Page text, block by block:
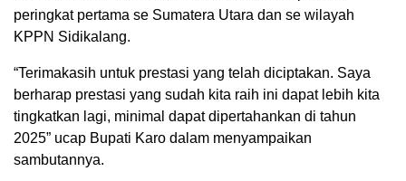
peringkat pertama se Sumatera Utara dan se wilayah
KPPN Sidikalang.
“Terimakasih untuk prestasi yang telah diciptakan. Saya
berharap prestasi yang sudah kita raih ini dapat lebih kita
tingkatkan lagi, minimal dapat dipertahankan di tahun
2025” ucap Bupati Karo dalam menyampaikan
sambutannya.